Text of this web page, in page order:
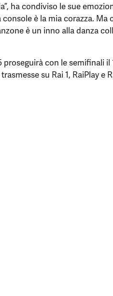
ha condiviso le sue
è la mia corazza. Ma
è un inno alla danza
proseguirà con le semifinali il
su Rai 1, RaiPlay e